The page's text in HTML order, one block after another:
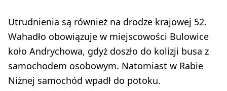
Utrudnienia są również na drodze krajowej 52.
Wahadło obowiązuje w miejscowości Bulowice
koło Andrychowa, gdyż doszło do kolizji busa z
samochodem osobowym. Natomiast w Rabie
Niżnej samochód wpadł do potoku.